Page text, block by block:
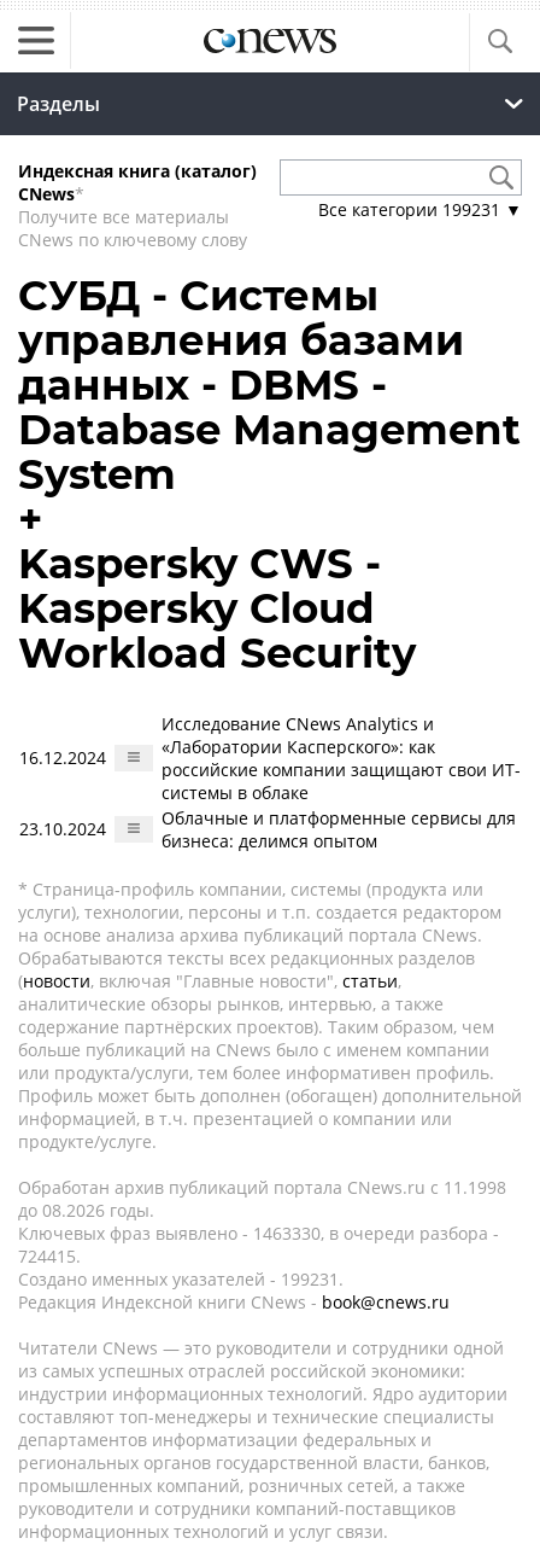
Разделы
Индексная книга (каталог)
CNews*
Получите все материалы
CNews по ключевому слову
Все категории 199231 ▼
СУБД - Системы
управления базами
данных - DBMS -
Database Management
System
+
Kaspersky CWS -
Kaspersky Cloud
Workload Security
16.12.2024
Исследование CNews Analytics и
«Лаборатории Касперского»: как
российские компании защищают свои ИТ-
системы в облаке
23.10.2024
Облачные и платформенные сервисы для
бизнеса: делимся опытом
* Страница-профиль компании, системы (продукта или
услуги), технологии, персоны и т.п. создается редактором
на основе анализа архива публикаций портала CNews.
Обрабатываются тексты всех редакционных разделов
(новости, включая "Главные новости", статьи,
аналитические обзоры рынков, интервью, а также
содержание партнёрских проектов). Таким образом, чем
больше публикаций на CNews было с именем компании
или продукта/услуги, тем более информативен профиль.
Профиль может быть дополнен (обогащен) дополнительной
информацией, в т.ч. презентацией о компании или
продукте/услуге.
Обработан архив публикаций портала CNews.ru c 11.1998
до 08.2026 годы.
Ключевых фраз выявлено - 1463330, в очереди разбора -
724415.
Создано именных указателей - 199231.
Редакция Индексной книги CNews - book@cnews.ru
Читатели CNews — это руководители и сотрудники одной
из самых успешных отраслей российской экономики:
индустрии информационных технологий. Ядро аудитории
составляют топ-менеджеры и технические специалисты
департаментов информатизации федеральных и
региональных органов государственной власти, банков,
промышленных компаний, розничных сетей, а также
руководители и сотрудники компаний-поставщиков
информационных технологий и услуг связи.